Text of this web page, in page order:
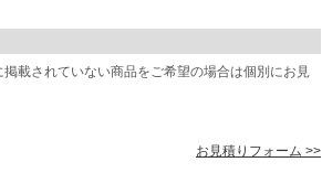
載されていない商品をご希望の場合は個別にお見
お見積りフォーム >>